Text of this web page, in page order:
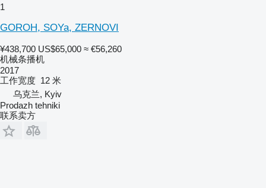
1
GOROH, SOYa, ZERNOVI
¥438,700 US$65,000 ≈ €56,260
机械条播机
2017
工作宽度 12 米
乌克兰, Kyiv
Prodazh tehniki
联系卖方